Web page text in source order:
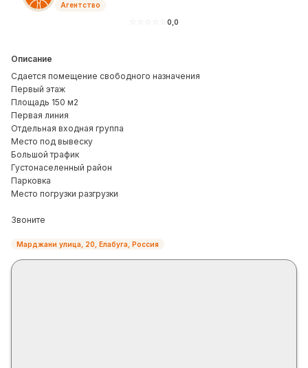
Агентство
0,0
Описание
Сдается помещение свободного назначения
Первый этаж
Площадь 150 м2
Первая линия
Отдельная входная группа
Место под вывеску
Большой трафик
Густонаселенный район
Парковка
Место погрузки разгрузки
Звоните
Марджани улица, 20, Елабуга, Россия